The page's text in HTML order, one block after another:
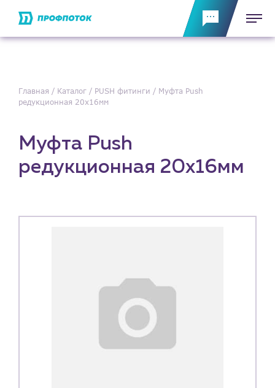
Главная Каталог PUSH фитинги
Муфта Push
редукционная 20х16мм
Муфта Push
редукционная 20х16мм